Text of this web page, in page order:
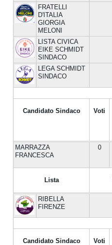
FRATELLI
D'ITALIA
GIORGIA
MELONI
LISTA CIVICA
EIKE SCHMIDT
SINDACO
LEGA SCHMIDT
SINDACO
Candidato Sindaco Voti
MARRAZZA
FRANCESCA
0
Lista
RIBELLA
FIRENZE
Candidato Sindaco Voti